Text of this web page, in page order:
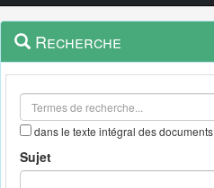
Navigation
outils
Menu
contextuel
Recherche
dans le texte intégral des documents
Sujet